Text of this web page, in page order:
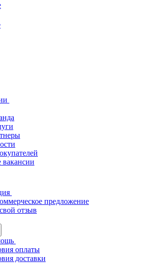
предложение
отзыв
оплаты
доставки